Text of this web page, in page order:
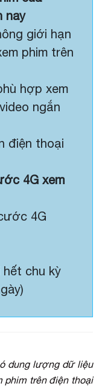
nay
giới hạn
phim trên
hợp xem
ngắn
điện thoại
4G xem
4G
hết chu kỳ
dung lượng dữ liệu
phim trên điện thoại